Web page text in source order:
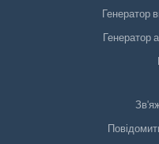
Генератор
Генератор